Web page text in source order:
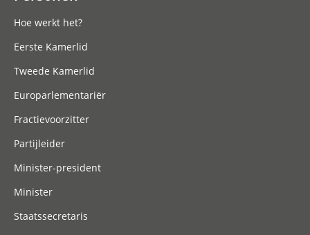
Hoe werkt het?
Eerste Kamerlid
Tweede Kamerlid
Europarlementariër
Fractievoorzitter
Partijleider
Minister-president
Minister
Staatssecretaris